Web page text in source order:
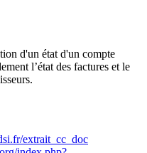
d'un état d'un compte
l’état des factures et le
extrait_cc_doc